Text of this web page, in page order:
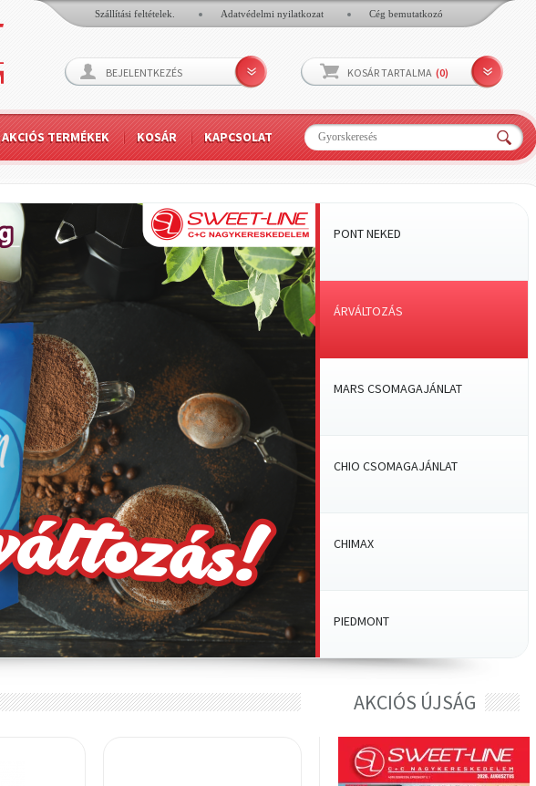
Szállítási feltételek. Adatvédelmi nyilatkozat Cég bemutatkozó
BEJELENTKEZÉS KOSÁR TARTALMA (0)
AKCIÓS TERMÉKEK KOSÁR KAPCSOLAT
PONT NEKED
ÁRVÁLTOZÁS
MARS CSOMAGAJÁNLAT
CHIO CSOMAGAJÁNLAT
CHIMAX
PIEDMONT
SÉF KEDVENCE
ELMAS
AKCIÓS ÚJSÁG